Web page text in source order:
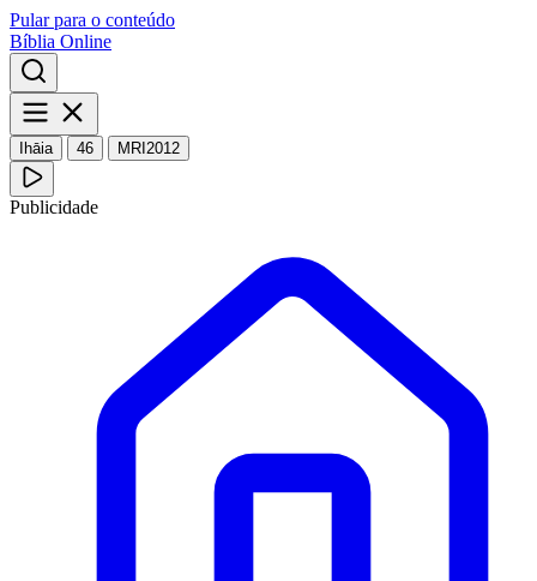
Pular para o conteúdo
Bíblia Online
Ihāia 46 MRI2012
Publicidade